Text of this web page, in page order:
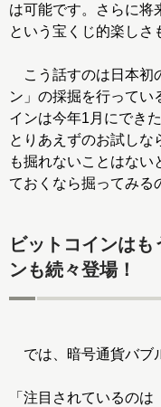
は可能です。さらに将
という宝くじ的楽しさ
こう話すのは日本初
ン」の採掘を行ってい
インは今年1月にでき
とりあえずのお試しな
も掘れないことはな
ておくなら掘ってみる
ビットコインは
ンも続々登場！
では、暗号通貨バブ
「注目されているの